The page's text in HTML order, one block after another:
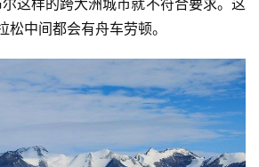
这样的跨大洲城市就不符合要求。 这
中间都会有舟车劳顿。